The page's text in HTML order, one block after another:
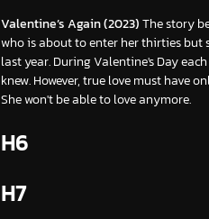
Valentine’s Again (2023)The story
who is about to enter her thirties but
last year. During Valentine's Day
knew. However, true love must have
She won't be able to love anymore.
H6
H7